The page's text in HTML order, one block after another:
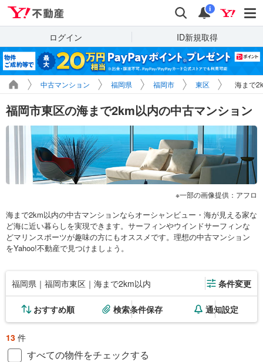
検索 通知
i
ログイン ID新規取得
中古マンション 福岡県 福岡市 東区 海まで
福岡市東区の海まで2km以内の中古マンション
一部の画像提供：アフロ
海まで2km以内の中古マンションならオーシャンビュー・海が見える家な
ど海に近い暮らしを実現できます。サーフィンやウインドサーフィンな
どマリンスポーツが趣味の方にもオススメです。理想の中古マンション
をYahoo!不動産で見つけましょう。
福岡県｜福岡市東区｜海まで2km以内 条件変更
おすすめ順 検索条件保存 通知設定
13 件
すべての物件をチェックする